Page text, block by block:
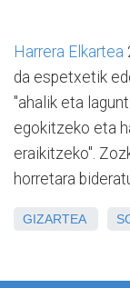
Harrera Elkartea
da espetxetik
"ahalik eta
egokitzeko eta
eraikitzeko".
horretara
GIZARTEA